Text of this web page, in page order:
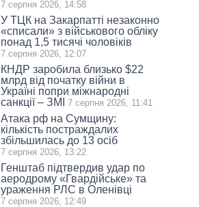
7 серпня 2026, 14:58
У ТЦК на Закарпатті незаконно
«списали» з військового обліку
понад 1,5 тисячі чоловіків
7 серпня 2026, 12:07
КНДР заробила близько $22
млрд від початку війни в
Україні попри міжнародні
санкції – ЗМІ
7 серпня 2026, 11:41
Атака рф на Сумщину:
кількість постраждалих
збільшилась до 13 осіб
7 серпня 2026, 13:22
Генштаб підтвердив удар по
аеродрому «Гвардійське» та
ураження РЛС в Оленівці
7 серпня 2026, 12:49